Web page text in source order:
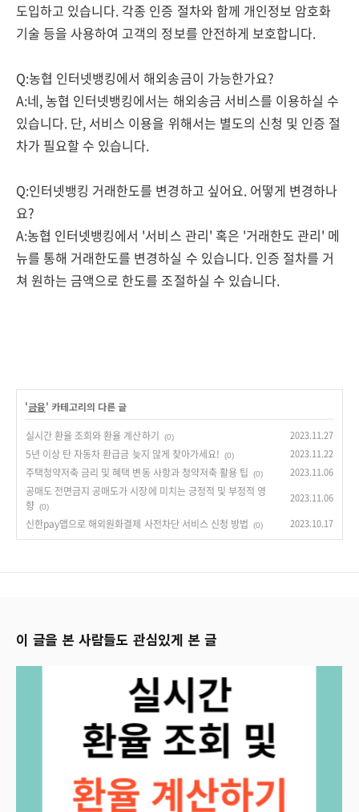
도입하고 있습니다. 각종 인증 절차와 함께 개인정보 암호화
기술 등을 사용하여 고객의 정보를 안전하게 보호합니다.
Q:농협 인터넷뱅킹에서 해외송금이 가능한가요?
A:네, 농협 인터넷뱅킹에서는 해외송금 서비스를 이용하실 수
있습니다. 단, 서비스 이용을 위해서는 별도의 신청 및 인증 절
차가 필요할 수 있습니다.
Q:인터넷뱅킹 거래한도를 변경하고 싶어요. 어떻게 변경하나
요?
A:농협 인터넷뱅킹에서 '서비스 관리' 혹은 '거래한도 관리' 메
뉴를 통해 거래한도를 변경하실 수 있습니다. 인증 절차를 거
쳐 원하는 금액으로 한도를 조절하실 수 있습니다.
'금융' 카테고리의 다른 글
실시간 환율 조회와 환율 계산하기 (0) 2023.11.27
5년 이상 탄 자동차 환급금 늦지 않게 찾아가세요! (0) 2023.11.22
주택청약저축 금리 및 혜택 변동 사항과 청약저축 활용 팁 (0) 2023.11.06
공매도 전면금지 공매도가 시장에 미치는 긍정적 및 부정적 영
향 (0)
2023.11.06
신한pay앱으로 해외원화결제 사전차단 서비스 신청 방법 (0) 2023.10.17
이 글을 본 사람들도 관심있게 본 글